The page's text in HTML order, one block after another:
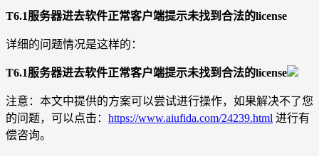
T6.1服务器进去软件正常客户端提示未找到合法的license
详细的问题情况是这样的：
T6.1服务器进去软件正常客户端提示未找到合法的license
注意：本文中提供的方案可以尝试进行操作，如果解决不了您
的问题，可以点击： https://www.aiufida.com/24239.html 进行有
偿咨询。